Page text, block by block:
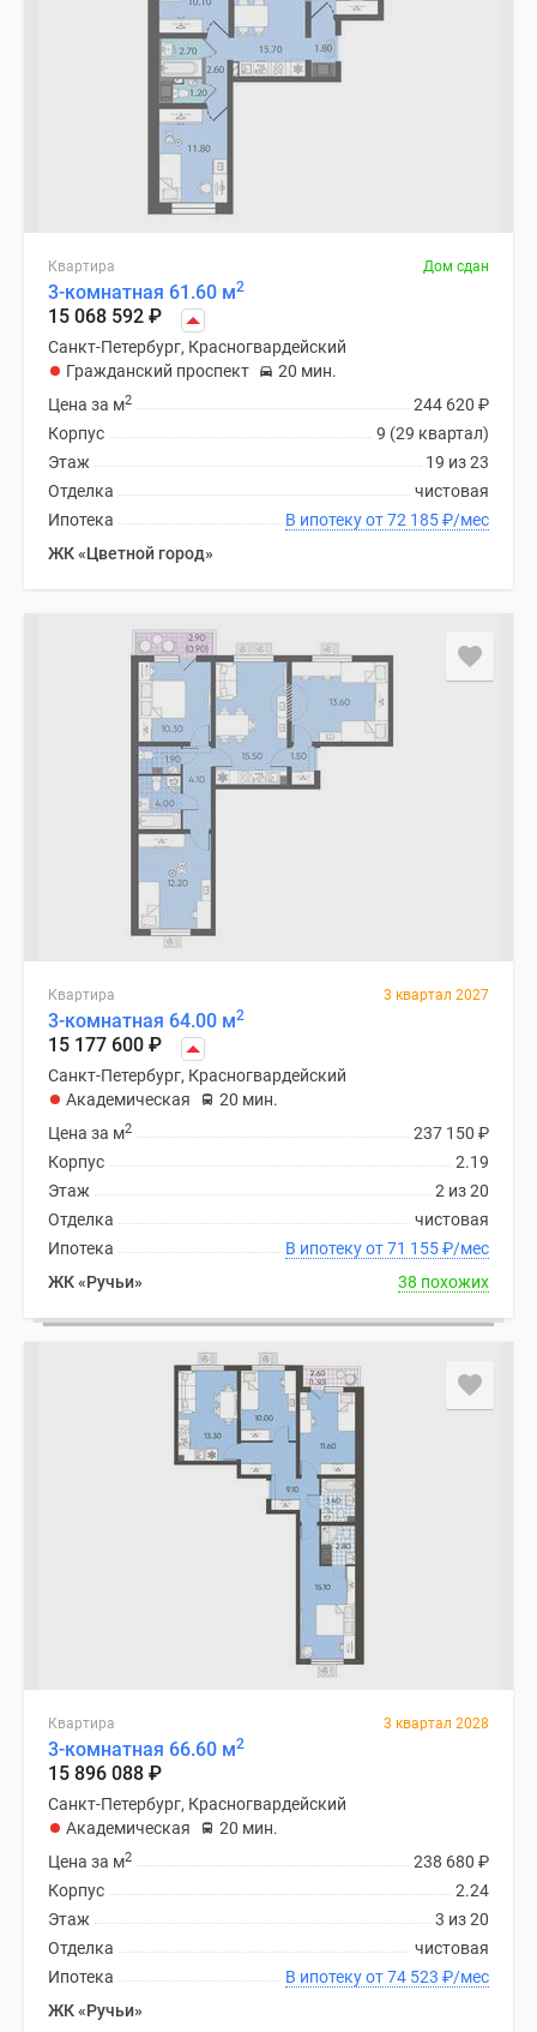
Квартира Дом сдан
3-комнатная 61.60 м2
15 068 592 ₽
Санкт-Петербург, Красногвардейский
Гражданский проспект
20 мин.
244 620 ₽
Цена за м2
9 (29 квартал)
Корпус
19 из 23
Этаж
чистовая
Отделка
В ипотеку от 72 185₽/мес
Ипотека
ЖК «Цветной город»
Квартира 3 квартал 2027
3-комнатная 64.00 м2
15 177 600 ₽
Санкт-Петербург, Красногвардейский
Академическая
20 мин.
237 150 ₽
Цена за м2
2.19
Корпус
2 из 20
Этаж
чистовая
Отделка
В ипотеку от 71 155₽/мес
Ипотека
ЖК «Ручьи»
38 похожих
Квартира 3 квартал 2028
3-комнатная 66.60 м2
15 896 088 ₽
Санкт-Петербург, Красногвардейский
Академическая
20 мин.
238 680 ₽
Цена за м2
2.24
Корпус
3 из 20
Этаж
чистовая
Отделка
В ипотеку от 74 523 ₽/мес
Ипотека
ЖК «Ручьи»